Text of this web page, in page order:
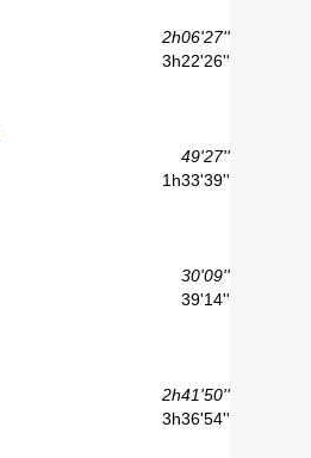
2h06'27''
3h22'26''
49'27''
1h33'39''
30'09''
39'14''
2h41'50''
3h36'54''